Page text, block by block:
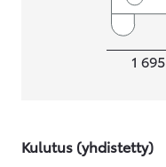
1 695
Kulutus (yhdistetty)